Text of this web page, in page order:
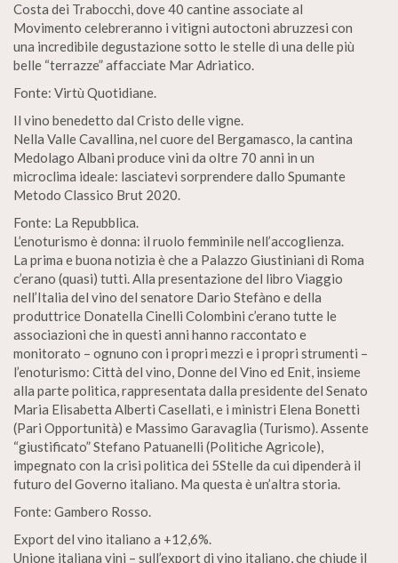
Costa dei Trabocchi, dove 40 cantine associate al
Movimento celebreranno i vitigni autoctoni abruzzesi con
una incredibile degustazione sotto le stelle di una delle più
belle “terrazze” affacciate Mar Adriatico.
Fonte: Virtù Quotidiane.
Il vino benedetto dal Cristo delle vigne.
Nella Valle Cavallina, nel cuore del Bergamasco, la cantina
Medolago Albani produce vini da oltre 70 anni in un
microclima ideale: lasciatevi sorprendere dallo Spumante
Metodo Classico Brut 2020.
Fonte: La Repubblica.
L’enoturismo è donna: il ruolo femminile nell’accoglienza.
La prima e buona notizia è che a Palazzo Giustiniani di Roma
c’erano (quasi) tutti. Alla presentazione del libro Viaggio
nell’Italia del vino del senatore Dario Stefàno e della
produttrice Donatella Cinelli Colombini c’erano tutte le
associazioni che in questi anni hanno raccontato e
monitorato – ognuno con i propri mezzi e i propri strumenti –
l’enoturismo: Città del vino, Donne del Vino ed Enit, insieme
alla parte politica, rappresentata dalla presidente del Senato
Maria Elisabetta Alberti Casellati, e i ministri Elena Bonetti
(Pari Opportunità) e Massimo Garavaglia (Turismo). Assente
“giustificato” Stefano Patuanelli (Politiche Agricole),
impegnato con la crisi politica dei 5Stelle da cui dipenderà il
futuro del Governo italiano. Ma questa è un’altra storia.
Fonte: Gambero Rosso.
Export del vino italiano a +12,6%.
Unione italiana vini – sull’export di vino italiano, che chiude il